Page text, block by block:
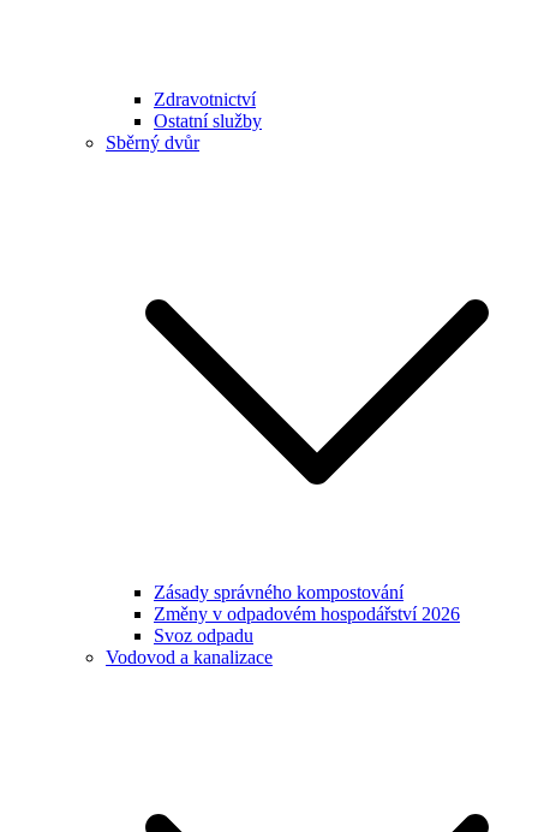
Zdravotnictví
Ostatní služby
Sběrný dvůr
Zásady správného kompostování
Změny v odpadovém hospodářství 2026
Svoz odpadu
Vodovod a kanalizace